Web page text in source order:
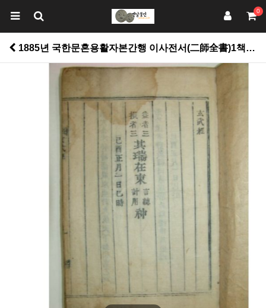
0
1885년 국한문혼용활자본간행 이사전서(二師全書)1책완질 > 고서적